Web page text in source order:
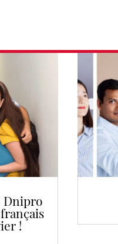
Dnipro
!